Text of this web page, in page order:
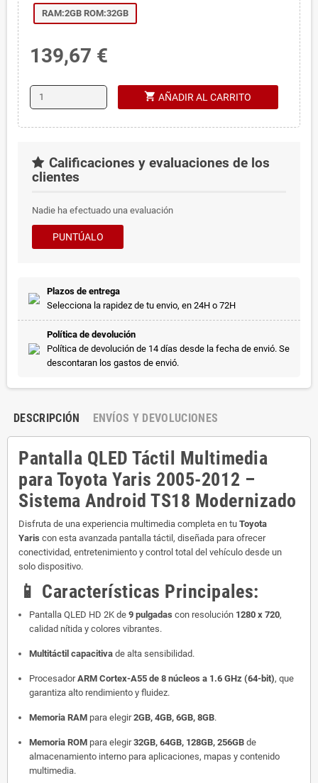
RAM:2GB ROM:32GB
139,67 €
shopping_cart AÑADIR AL CARRITO
Calificaciones y evaluaciones de los
clientes
Nadie ha efectuado una evaluación
PUNTÚALO
Plazos de entrega
Selecciona la rapidez de tu envio, en 24H o 72H
Política de devolución
Política de devolución de 14 días desde la fecha de envió. Se
descontaran los gastos de envió.
DESCRIPCIÓN ENVÍOS Y DEVOLUCIONES
Pantalla QLED Táctil Multimedia
para Toyota Yaris 2005-2012 –
Sistema Android TS18 Modernizado
Disfruta de una experiencia multimedia completa en tu Toyota
Yaris con esta avanzada pantalla táctil, diseñada para ofrecer
conectividad, entretenimiento y control total del vehículo desde un
solo dispositivo.
📱 Características Principales:
Pantalla QLED HD 2K de 9 pulgadas con resolución 1280 x 720,
calidad nítida y colores vibrantes.
Multitáctil capacitiva de alta sensibilidad.
ProcesadorARM Cortex-A55 de 8 núcleos a 1.6 GHz (64-bit), que
garantiza alto rendimiento y fluidez.
Memoria RAM para elegir2GB, 4GB, 6GB, 8GB.
Memoria ROM para elegir32GB, 64GB, 128GB, 256GB de
almacenamiento interno para aplicaciones, mapas y contenido
multimedia.